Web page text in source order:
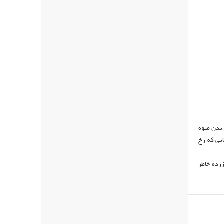
میوه
که رخ
خاطر